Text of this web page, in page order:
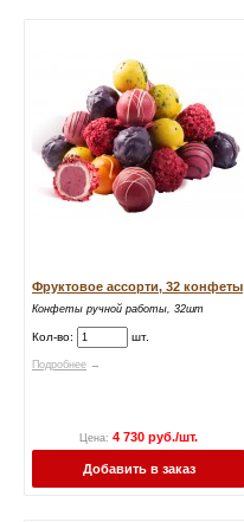
Фруктовое ассорти, 32 конфеты
Конфеты ручной работы, 32шт
Кол-во: шт.
Подробнее →
Цена: 4 730 руб./шт.
Добавить в заказ